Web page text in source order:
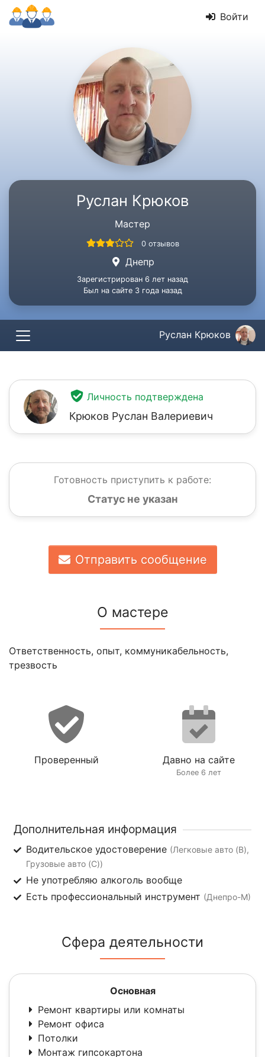
Войти
Руслан Крюков
Мастер
0 отзывов
Днепр
Зарегистрирован 6 лет назад
Был на сайте 3 года назад
Руслан Крюков
Личность подтверждена
Крюков Руслан Валериевич
Готовность приступить к работе:
Статус не указан
Отправить сообщение
О мастере
Ответственность, опыт, коммуникабельность,
трезвость
Проверенный Давно на сайте
Более 6 лет
Дополнительная информация
Водительское удостоверение (Легковые авто (B),
Грузовые авто (C))
Не употребляю алкоголь вообще
Есть профессиональный инструмент (Днепро-М)
Сфера деятельности
Основная
Ремонт квартиры или комнаты
Ремонт офиса
Потолки
Монтаж гипсокартона